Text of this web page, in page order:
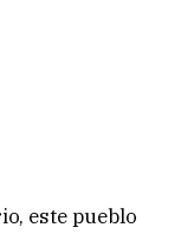
este pueblo